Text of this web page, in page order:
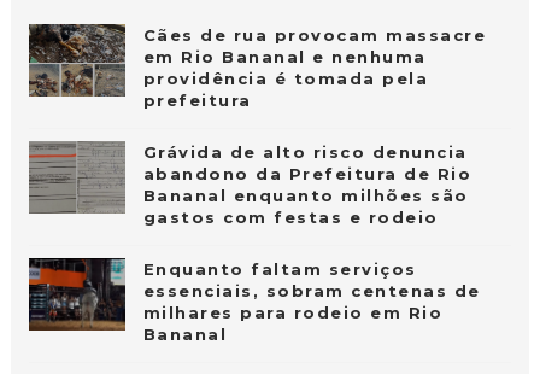
Cães de rua provocam massacre
em Rio Bananal e nenhuma
providência é tomada pela
prefeitura
Grávida de alto risco denuncia
abandono da Prefeitura de Rio
Bananal enquanto milhões são
gastos com festas e rodeio
Enquanto faltam serviços
essenciais, sobram centenas de
milhares para rodeio em Rio
Bananal